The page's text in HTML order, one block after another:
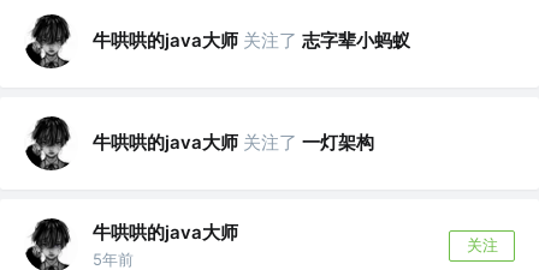
牛哄哄的java大师 关注了 志字辈小蚂蚁
牛哄哄的java大师 关注了 一灯架构
牛哄哄的java大师
5年前
关注